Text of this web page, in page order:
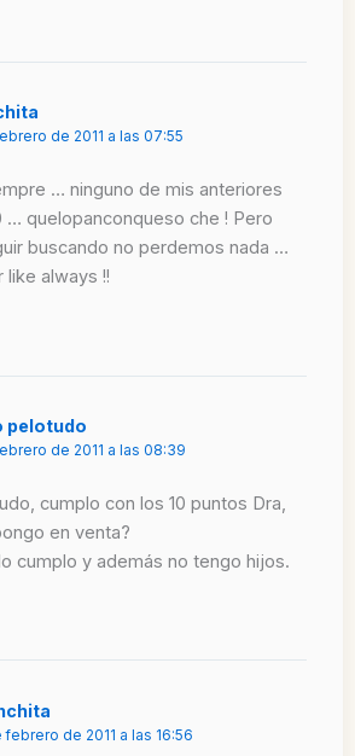
de 2011 a las 07:55
… ninguno de mis anteriores
… quelopanconqueso che ! Pero
buscando no perdemos nada …
like always !!
pelotudo
de 2011 a las 08:39
cumplo con los 10 puntos Dra,
en venta?
lo cumplo y además no tengo hijos.
febrero de 2011 a las 16:56